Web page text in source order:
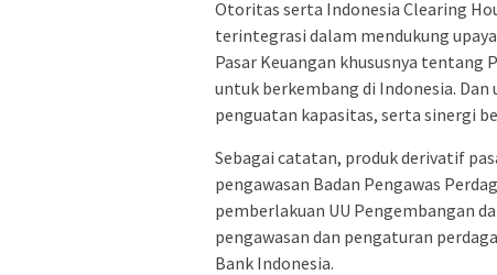
Otoritas serta Indonesia Clearing
terintegrasi dalam mendukung
Pasar Keuangan khususnya tentang
untuk berkembang di Indonesia.
penguatan kapasitas, serta sinergi
Sebagai catatan, produk derivatif
pengawasan Badan Pengawas
pemberlakuan UU Pengembangan
pengawasan dan pengaturan
Bank Indonesia.